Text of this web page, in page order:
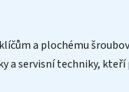
a plochému
a servisní techniky,